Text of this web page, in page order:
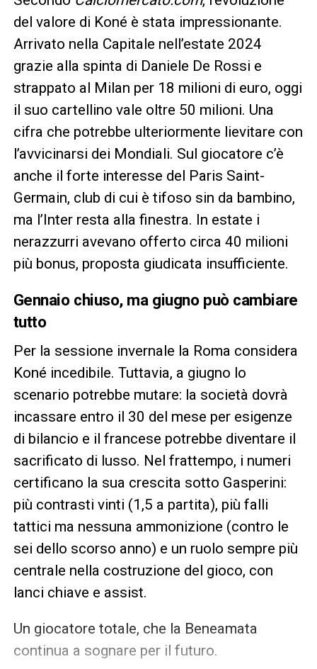
del valore di Koné è stata impressionante.
Arrivato nella Capitale nell’estate 2024
grazie alla spinta di Daniele De Rossi e
strappato al Milan per 18 milioni di euro, oggi
il suo cartellino vale oltre 50 milioni. Una
cifra che potrebbe ulteriormente lievitare con
l’avvicinarsi dei Mondiali. Sul giocatore c’è
anche il forte interesse del Paris Saint-
Germain, club di cui è tifoso sin da bambino,
ma l’Inter resta alla finestra. In estate i
nerazzurri avevano offerto circa 40 milioni
più bonus, proposta giudicata insufficiente.
Gennaio chiuso, ma giugno può cambiare
tutto
Per la sessione invernale la Roma considera
Koné incedibile. Tuttavia, a giugno lo
scenario potrebbe mutare: la società dovrà
incassare entro il 30 del mese per esigenze
di bilancio e il francese potrebbe diventare il
sacrificato di lusso. Nel frattempo, i numeri
certificano la sua crescita sotto Gasperini:
più contrasti vinti (1,5 a partita), più falli
tattici ma nessuna ammonizione (contro le
sei dello scorso anno) e un ruolo sempre più
centrale nella costruzione del gioco, con
lanci chiave e assist.
Un giocatore totale, che la Beneamata
continua a sognare per il futuro.